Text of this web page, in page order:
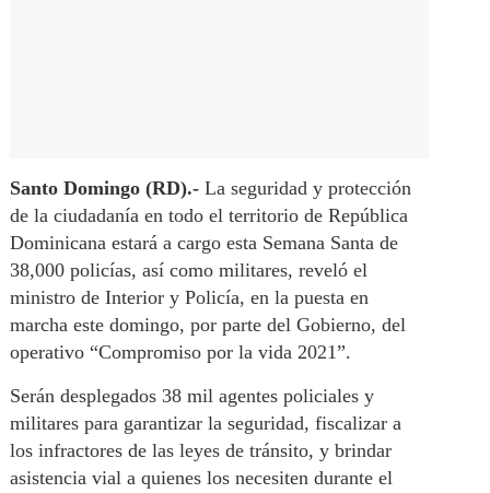
Santo Domingo (RD).-La seguridad y protección
de la ciudadanía en todo el territorio de República
Dominicana estará a cargo esta Semana Santa de
38,000 policías, así como militares, reveló el
ministro de Interior y Policía, en la puesta en
marcha este domingo, por parte del Gobierno, del
operativo “Compromiso por la vida 2021”.
Serán desplegados 38 mil agentes policiales y
militares para garantizar la seguridad, fiscalizar a
los infractores de las leyes de tránsito, y brindar
asistencia vial a quienes los necesiten durante el